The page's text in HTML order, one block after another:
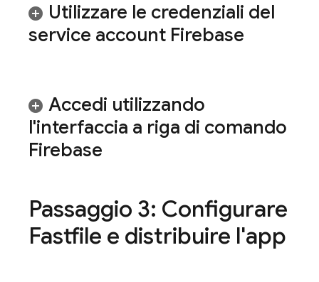
Utilizzare le credenziali del
service account Firebase
Accedi utilizzando
l'interfaccia a riga di comando
Firebase
Passaggio 3: Configurare
Fastfile e distribuire l'app